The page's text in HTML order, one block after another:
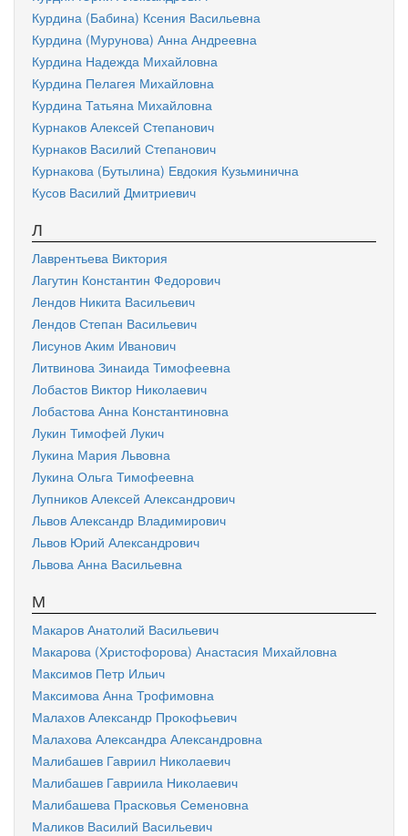
Курдина (Бабина) Ксения Васильевна
Курдина (Мурунова) Анна Андреевна
Курдина Надежда Михайловна
Курдина Пелагея Михайловна
Курдина Татьяна Михайловна
Курнаков Алексей Степанович
Курнаков Василий Степанович
Курнакова (Бутылина) Евдокия Кузьминична
Кусов Василий Дмитриевич
Л
Лаврентьева Виктория
Лагутин Константин Федорович
Лендов Никита Васильевич
Лендов Степан Васильевич
Лисунов Аким Иванович
Литвинова Зинаида Тимофеевна
Лобастов Виктор Николаевич
Лобастова Анна Константиновна
Лукин Тимофей Лукич
Лукина Мария Львовна
Лукина Ольга Тимофеевна
Лупников Алексей Александрович
Львов Александр Владимирович
Львов Юрий Александрович
Львова Анна Васильевна
М
Макаров Анатолий Васильевич
Макарова (Христофорова) Анастасия Михайловна
Максимов Петр Ильич
Максимова Анна Трофимовна
Малахов Александр Прокофьевич
Малахова Александра Александровна
Малибашев Гавриил Николаевич
Малибашев Гавриила Николаевич
Малибашева Прасковья Семеновна
Маликов Василий Васильевич